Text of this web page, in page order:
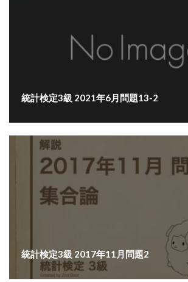
統計検定3級 2021年6月問題13-2
統計検定3級 2017年11月問題2